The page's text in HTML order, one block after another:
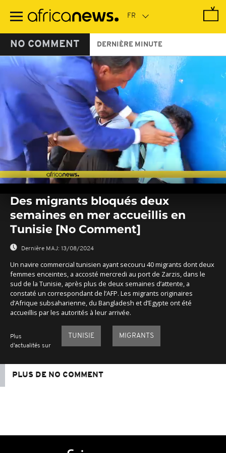
contenu
NO COMMENT DERNIÈRE MINUTE
seconds
seconds
Des migrants bloqués deux
semaines en mer accueillis en
Tunisie [No Comment]
Dernière MAJ: 13/08/2024
Un navire commercial tunisien ayant secouru 40 migrants dont deux
femmes enceintes, a accosté mercredi au port de Zarzis, dans le
sud de la Tunisie, après plus de deux semaines d’attente, a
constaté un correspondant de l’AFP. Les migrants originaires
d’Afrique subsaharienne, du Bangladesh et d’Egypte ont été
accueillis par les autorités à leur arrivée.
Plus
d'actualités sur
TUNISIE MIGRANTS
PLUS DE NO COMMENT